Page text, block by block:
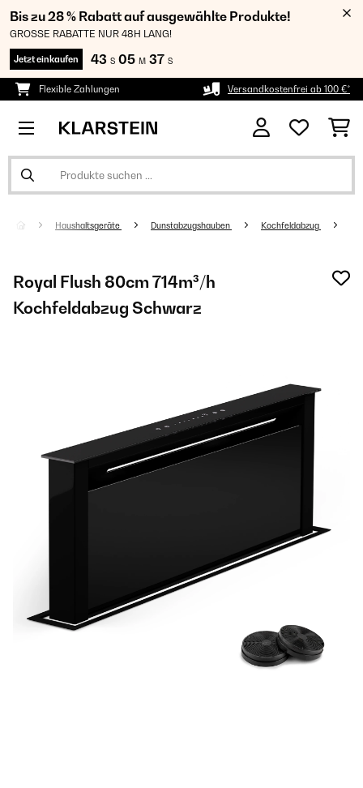
Bis zu 28 % Rabatt auf ausgewählte Produkte!
GROSSE RABATTE NUR 48H LANG!
Jetzt einkaufen 43 S 05 M 36 S
Flexible Zahlungen Versandkostenfrei ab 100 €*
Haushaltsgeräte Dunstabzugshauben Kochfeldabzug
Royal Flush 80cm 714m³/h
Kochfeldabzug Schwarz